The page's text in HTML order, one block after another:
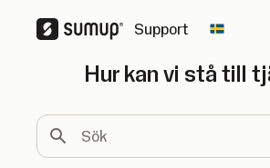
Support
Hur kan vi stå till
Sök